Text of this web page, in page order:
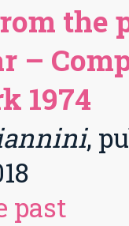
the
–
1974
,
past